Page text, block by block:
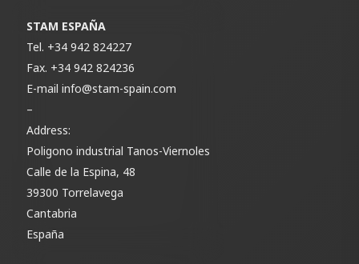
STAM ESPAÑA
Tel. +34 942 824227
Fax. +34 942 824236
E-mailinfo@stam-spain.com
–
Address:
Poligono industrial Tanos-Viernoles
Calle de la Espina, 48
39300 Torrelavega
Cantabria
España